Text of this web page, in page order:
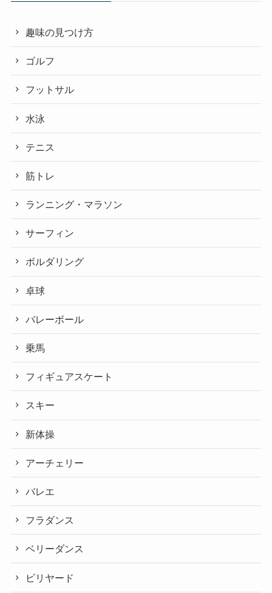
趣味の見つけ方
ゴルフ
フットサル
水泳
テニス
筋トレ
ランニング・マラソン
サーフィン
ボルダリング
卓球
バレーボール
乗馬
フィギュアスケート
スキー
新体操
アーチェリー
バレエ
フラダンス
ベリーダンス
ビリヤード